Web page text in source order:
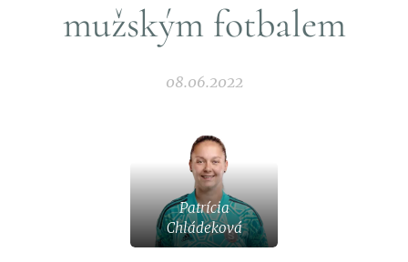
mužským fotbalem
08.06.2022
Patrícia
Chládeková